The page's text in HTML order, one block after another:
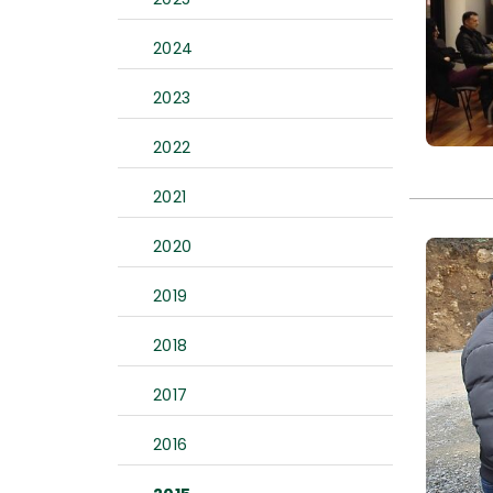
2024
2023
2022
2021
2020
2019
2018
2017
2016